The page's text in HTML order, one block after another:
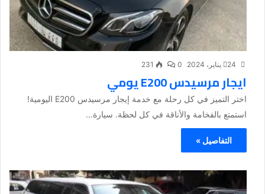
24 يناير، 2024 0
231
ايجار مرسيدس E200 يومي
اختر التميز في كل رحلة مع خدمة إيجار مرسيدس E200 اليومية!
استمتع بالفخامة والأناقة في كل لحظة. سيارة...
التفاصيل »